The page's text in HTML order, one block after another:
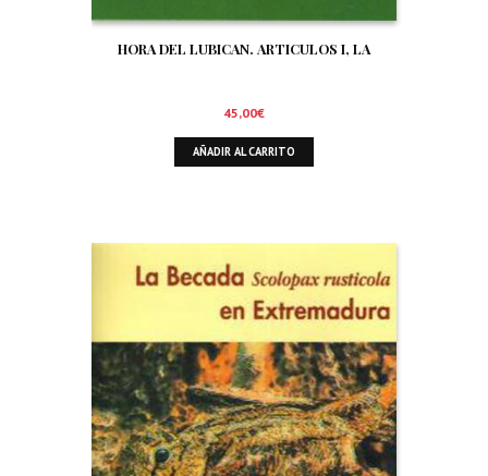
HORA DEL LUBICAN. ARTICULOS I, LA
45,00€
AÑADIR AL CARRITO